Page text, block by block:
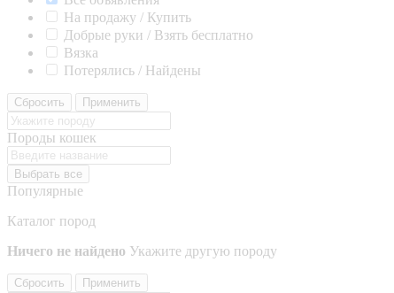
На продажу / Купить
Добрые руки / Взять бесплатно
Вязка
Потерялись / Найдены
Сбросить Применить
Породы кошек
Выбрать все
Популярные
Каталог пород
Ничего не найдено Укажите другую породу
Сбросить Применить